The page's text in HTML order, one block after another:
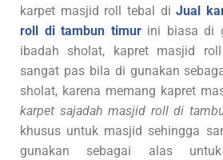
karpet masjid roll tebal di Jual
roll di tambun timurini biasa di
ibadah sholat, kapret masjid
sangat pas bila di gunakan
sholat, karena memang kapret
karpet sajadah masjid roll di
khusus untuk masjid sehingga
gunakan sebagai alas